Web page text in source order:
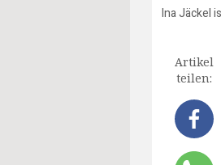
Ina Jäckel
Artikel
teilen: